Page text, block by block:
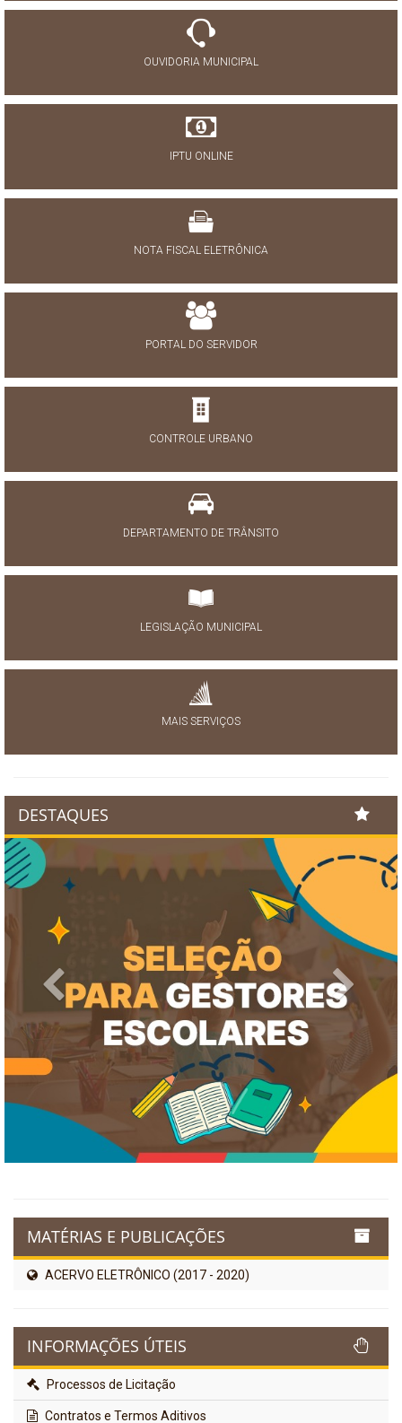
OUVIDORIA MUNICIPAL
IPTU ONLINE
NOTA FISCAL ELETRÔNICA
PORTAL DO SERVIDOR
CONTROLE URBANO
DEPARTAMENTO DE TRÂNSITO
LEGISLAÇÃO MUNICIPAL
MAIS SERVIÇOS
DESTAQUES
Previous Next
MATÉRIAS E PUBLICAÇÕES
ACERVO ELETRÔNICO (2017 - 2020)
INFORMAÇÕES ÚTEIS
Processos de Licitação
Contratos e Termos Aditivos